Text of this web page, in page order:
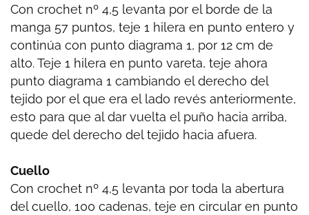
Con crochet nº 4,5 levanta por el borde de la
manga 57 puntos, teje 1 hilera en punto entero y
continúa con punto diagrama 1, por 12 cm de
alto. Teje 1 hilera en punto vareta, teje ahora
punto diagrama 1 cambiando el derecho del
tejido por el que era el lado revés anteriormente,
esto para que al dar vuelta el puño hacia arriba,
quede del derecho del tejido hacia afuera.
Cuello
Con crochet nº 4,5 levanta por toda la abertura
del cuello, 100 cadenas, teje en circular en punto